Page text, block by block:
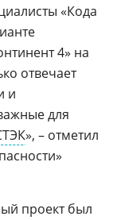
«Кода
4» на
отвечает
и
для
», – отметил
проект был